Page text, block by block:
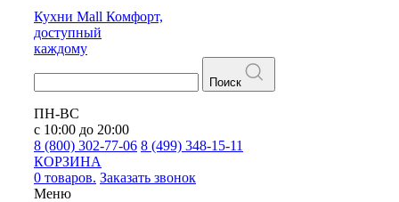
Кухни Mall Комфорт,
доступный
каждому
Поиск
ПН-ВС
с 10:00 до 20:00
8 (800) 302-77-06 8 (499) 348-15-11
КОРЗИНА
0 товаров. Заказать звонок
Меню